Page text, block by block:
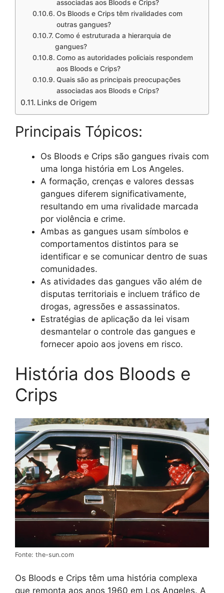
associadas aos Bloods e Crips?
Os Bloods e Crips têm rivalidades com
outras gangues?
Como é estruturada a hierarquia de
gangues?
Como as autoridades policiais respondem
aos Bloods e Crips?
Quais são as principais preocupações
associadas aos Bloods e Crips?
Links de Origem
Principais Tópicos:
Os Bloods e Crips são gangues rivais com
uma longa história em Los Angeles.
A formação, crenças e valores dessas
gangues diferem significativamente,
resultando em uma rivalidade marcada
por violência e crime.
Ambas as gangues usam símbolos e
comportamentos distintos para se
identificar e se comunicar dentro de suas
comunidades.
As atividades das gangues vão além de
disputas territoriais e incluem tráfico de
drogas, agressões e assassinatos.
Estratégias de aplicação da lei visam
desmantelar o controle das gangues e
fornecer apoio aos jovens em risco.
História dos Bloods e
Crips
Fonte: the-sun.com
Os Bloods e Crips têm uma história complexa
que remonta aos anos 1960 em Los Angeles. A